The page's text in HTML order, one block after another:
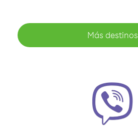
Más destinos